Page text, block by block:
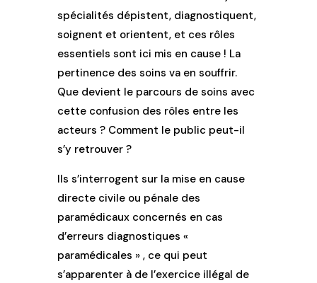
spécialités dépistent, diagnostiquent,
soignent et orientent, et ces rôles
essentiels sont ici mis en cause ! La
pertinence des soins va en souffrir.
Que devient le parcours de soins avec
cette confusion des rôles entre les
acteurs ? Comment le public peut-il
s’y retrouver ?
Ils s’interrogent sur la mise en cause
directe civile ou pénale des
paramédicaux concernés en cas
d’erreurs diagnostiques «
paramédicales » , ce qui peut
s’apparenter à de l’exercice illégal de